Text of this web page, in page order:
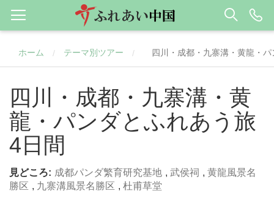
ホーム / テーマ別ツアー / 四川・成都・九寨溝・黄龍・
四川・成都・九寨溝・黄
龍・パンダとふれあう旅
4日間
見どころ: 成都パンダ繁育研究基地 , 武侯祠 , 黄龍風景名
勝区 , 九寨溝風景名勝区 , 杜甫草堂